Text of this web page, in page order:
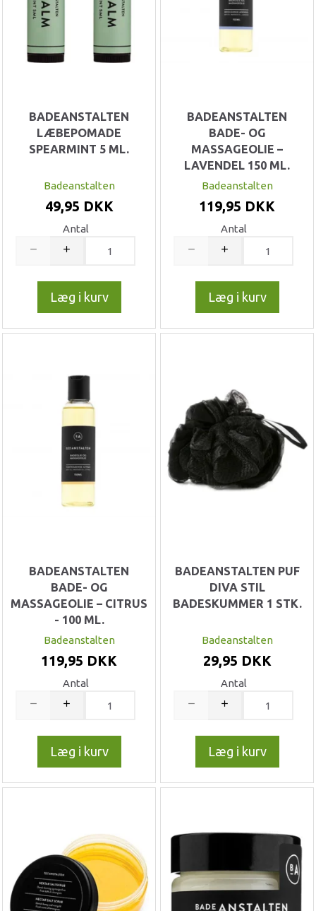
BADEANSTALTEN
LÆBEPOMADE
SPEARMINT 5 ML.
Badeanstalten
49,95 DKK
Antal
Læg i kurv
BADEANSTALTEN
BADE- OG
MASSAGEOLIE –
LAVENDEL 150 ML.
Badeanstalten
119,95 DKK
Antal
Læg i kurv
BADEANSTALTEN
BADE- OG
MASSAGEOLIE – CITRUS
- 100 ML.
Badeanstalten
119,95 DKK
Antal
Læg i kurv
BADEANSTALTEN PUF
DIVA STIL
BADESKUMMER 1 STK.
Badeanstalten
29,95 DKK
Antal
Læg i kurv